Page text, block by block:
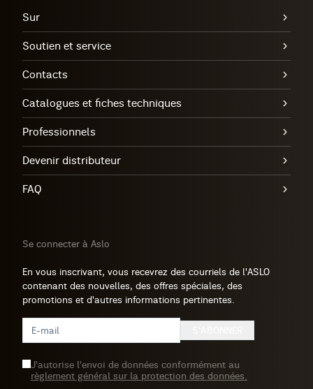
Sur
Soutien et service
Contacts
Catalogues et fiches techniques
Professionnels
Devenir distributeur
FAQ
Se connecter à Aslo
En vous inscrivant, vous recevrez des courriels de l'ASLO
contenant des nouvelles, des offres spéciales, des
promotions et d'autres informations pertinentes.
J'autorise l'envoi de données conformément au
règlement général sur la protection des données.